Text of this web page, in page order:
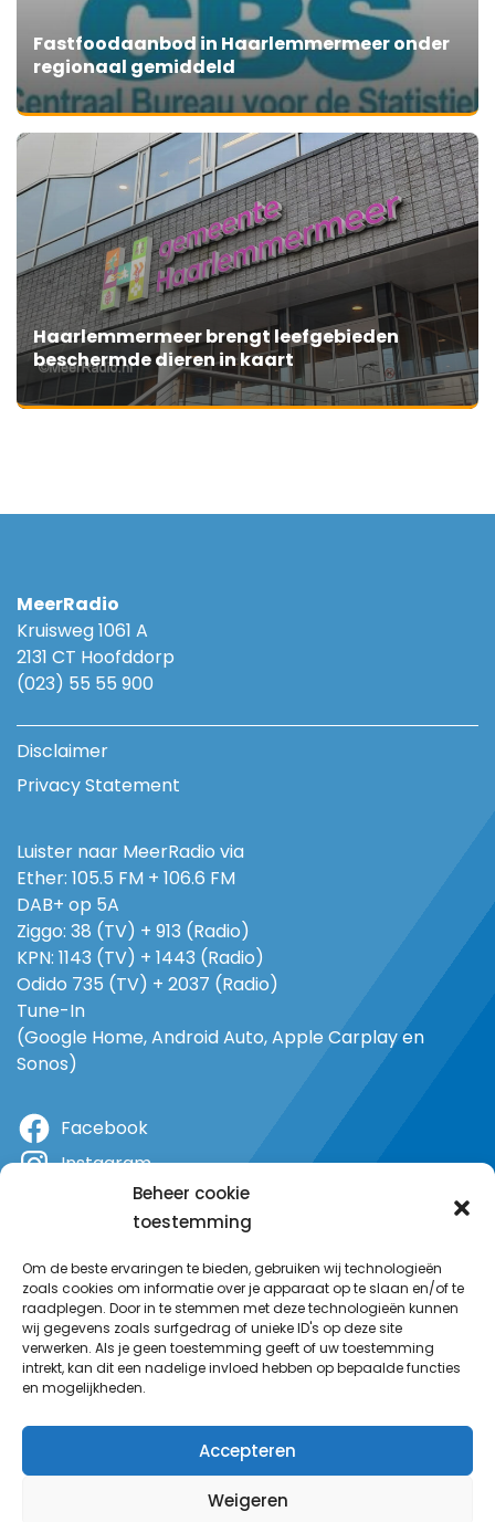
Beheer cookie
toestemming
Om de beste ervaringen te bieden, gebruiken wij technologieën
zoals cookies om informatie over je apparaat op te slaan en/of te
raadplegen. Door in te stemmen met deze technologieën kunnen
wij gegevens zoals surfgedrag of unieke ID's op deze site
verwerken. Als je geen toestemming geeft of uw toestemming
intrekt, kan dit een nadelige invloed hebben op bepaalde functies
en mogelijkheden.
Accepteren
Weigeren
Fastfoodaanbod in Haarlemmermeer onder
regionaal gemiddeld
Haarlemmermeer brengt leefgebieden
beschermde dieren in kaart
MeerRadio
Kruisweg 1061 A
2131 CT Hoofddorp
(023) 55 55 900
Disclaimer
Privacy Statement
Luister naar MeerRadio via
Ether: 105.5 FM + 106.6 FM
DAB+ op 5A
Ziggo: 38 (TV) + 913 (Radio)
KPN: 1143 (TV) + 1443 (Radio)
Odido 735 (TV) + 2037 (Radio)
Tune-In
(Google Home, Android Auto, Apple Carplay en
Sonos)
Facebook
Instagram
YouTube